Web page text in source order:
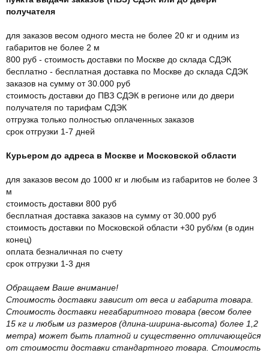
получателя
для заказов весом одного места не более 20 кг и одним из
габаритов не более 2 м
800 руб - стоимость доставки по Москве до склада СДЭК
бесплатно - бесплатная доставка по Москве до склада СДЭК
заказов на сумму от 30.000 руб
стоимость доставки до ПВЗ СДЭК в регионе или до двери
получателя по тарифам СДЭК
отгрузка только полностью оплаченных заказов
срок отгрузки 1-7 дней
Курьером до адреса в Москве и Московской области
для заказов весом до 1000 кг и любым из габаритов не более 3
м
стоимость доставки 800 руб
бесплатная доставка заказов на сумму от 30.000 руб
стоимость доставки по Московской области +30 руб/км (в один
конец)
оплата безналичная по счету
срок отгрузки 1-3 дня
Обращаем Ваше внимание!
Стоимость доставки зависит от веса и габарита товара.
Стоимость доставки негабаритного товара (весом более
15 кг и любым из размеров (длина-ширина-высота) более 1,2
метра) может быть платной и существенно отличающейся
от стоимости доставки стандартного товара. Стоимость